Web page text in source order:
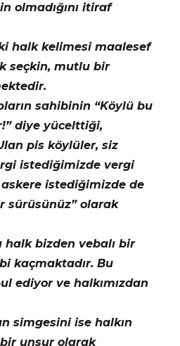
olmadığını itiraf
halk kelimesi maalesef
seçkin, mutlu bir
sahibinin “Köylü bu
diye yücelttiği,
pis köylüler, siz
istediğimizde vergi
istediğimizde de
sürüsünüz” olarak
bizden vebalı bir
kaçmaktadır. Bu
ediyor ve halkımızdan
simgesini ise halkın
unsur olarak